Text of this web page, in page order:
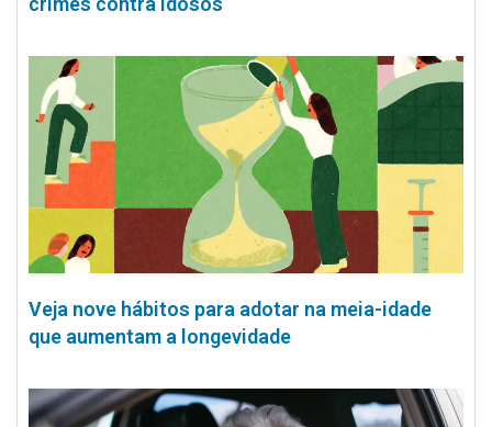
Veja nove hábitos para adotar na meia-idade
que aumentam a longevidade